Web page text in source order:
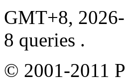
GMT+8,
8 queries .
© 2001-2011